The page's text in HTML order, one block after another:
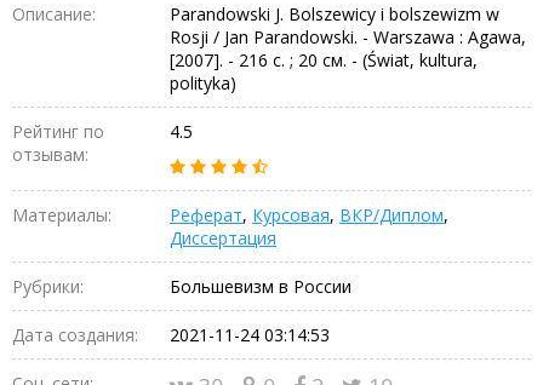
Описание:
Parandowski J. Bolszewicy i bolszewizm w
Rosji / Jan Parandowski. - Warszawa : Agawa,
[2007]. - 216 c. ; 20 см. - (Świat, kultura,
polityka)
Рейтинг по
отзывам:
4.5
Материалы: Реферат, Курсовая, ВКР/Диплом,
Диссертация
Рубрики: Большевизм в России
Дата создания: 2021-11-24 03:14:53